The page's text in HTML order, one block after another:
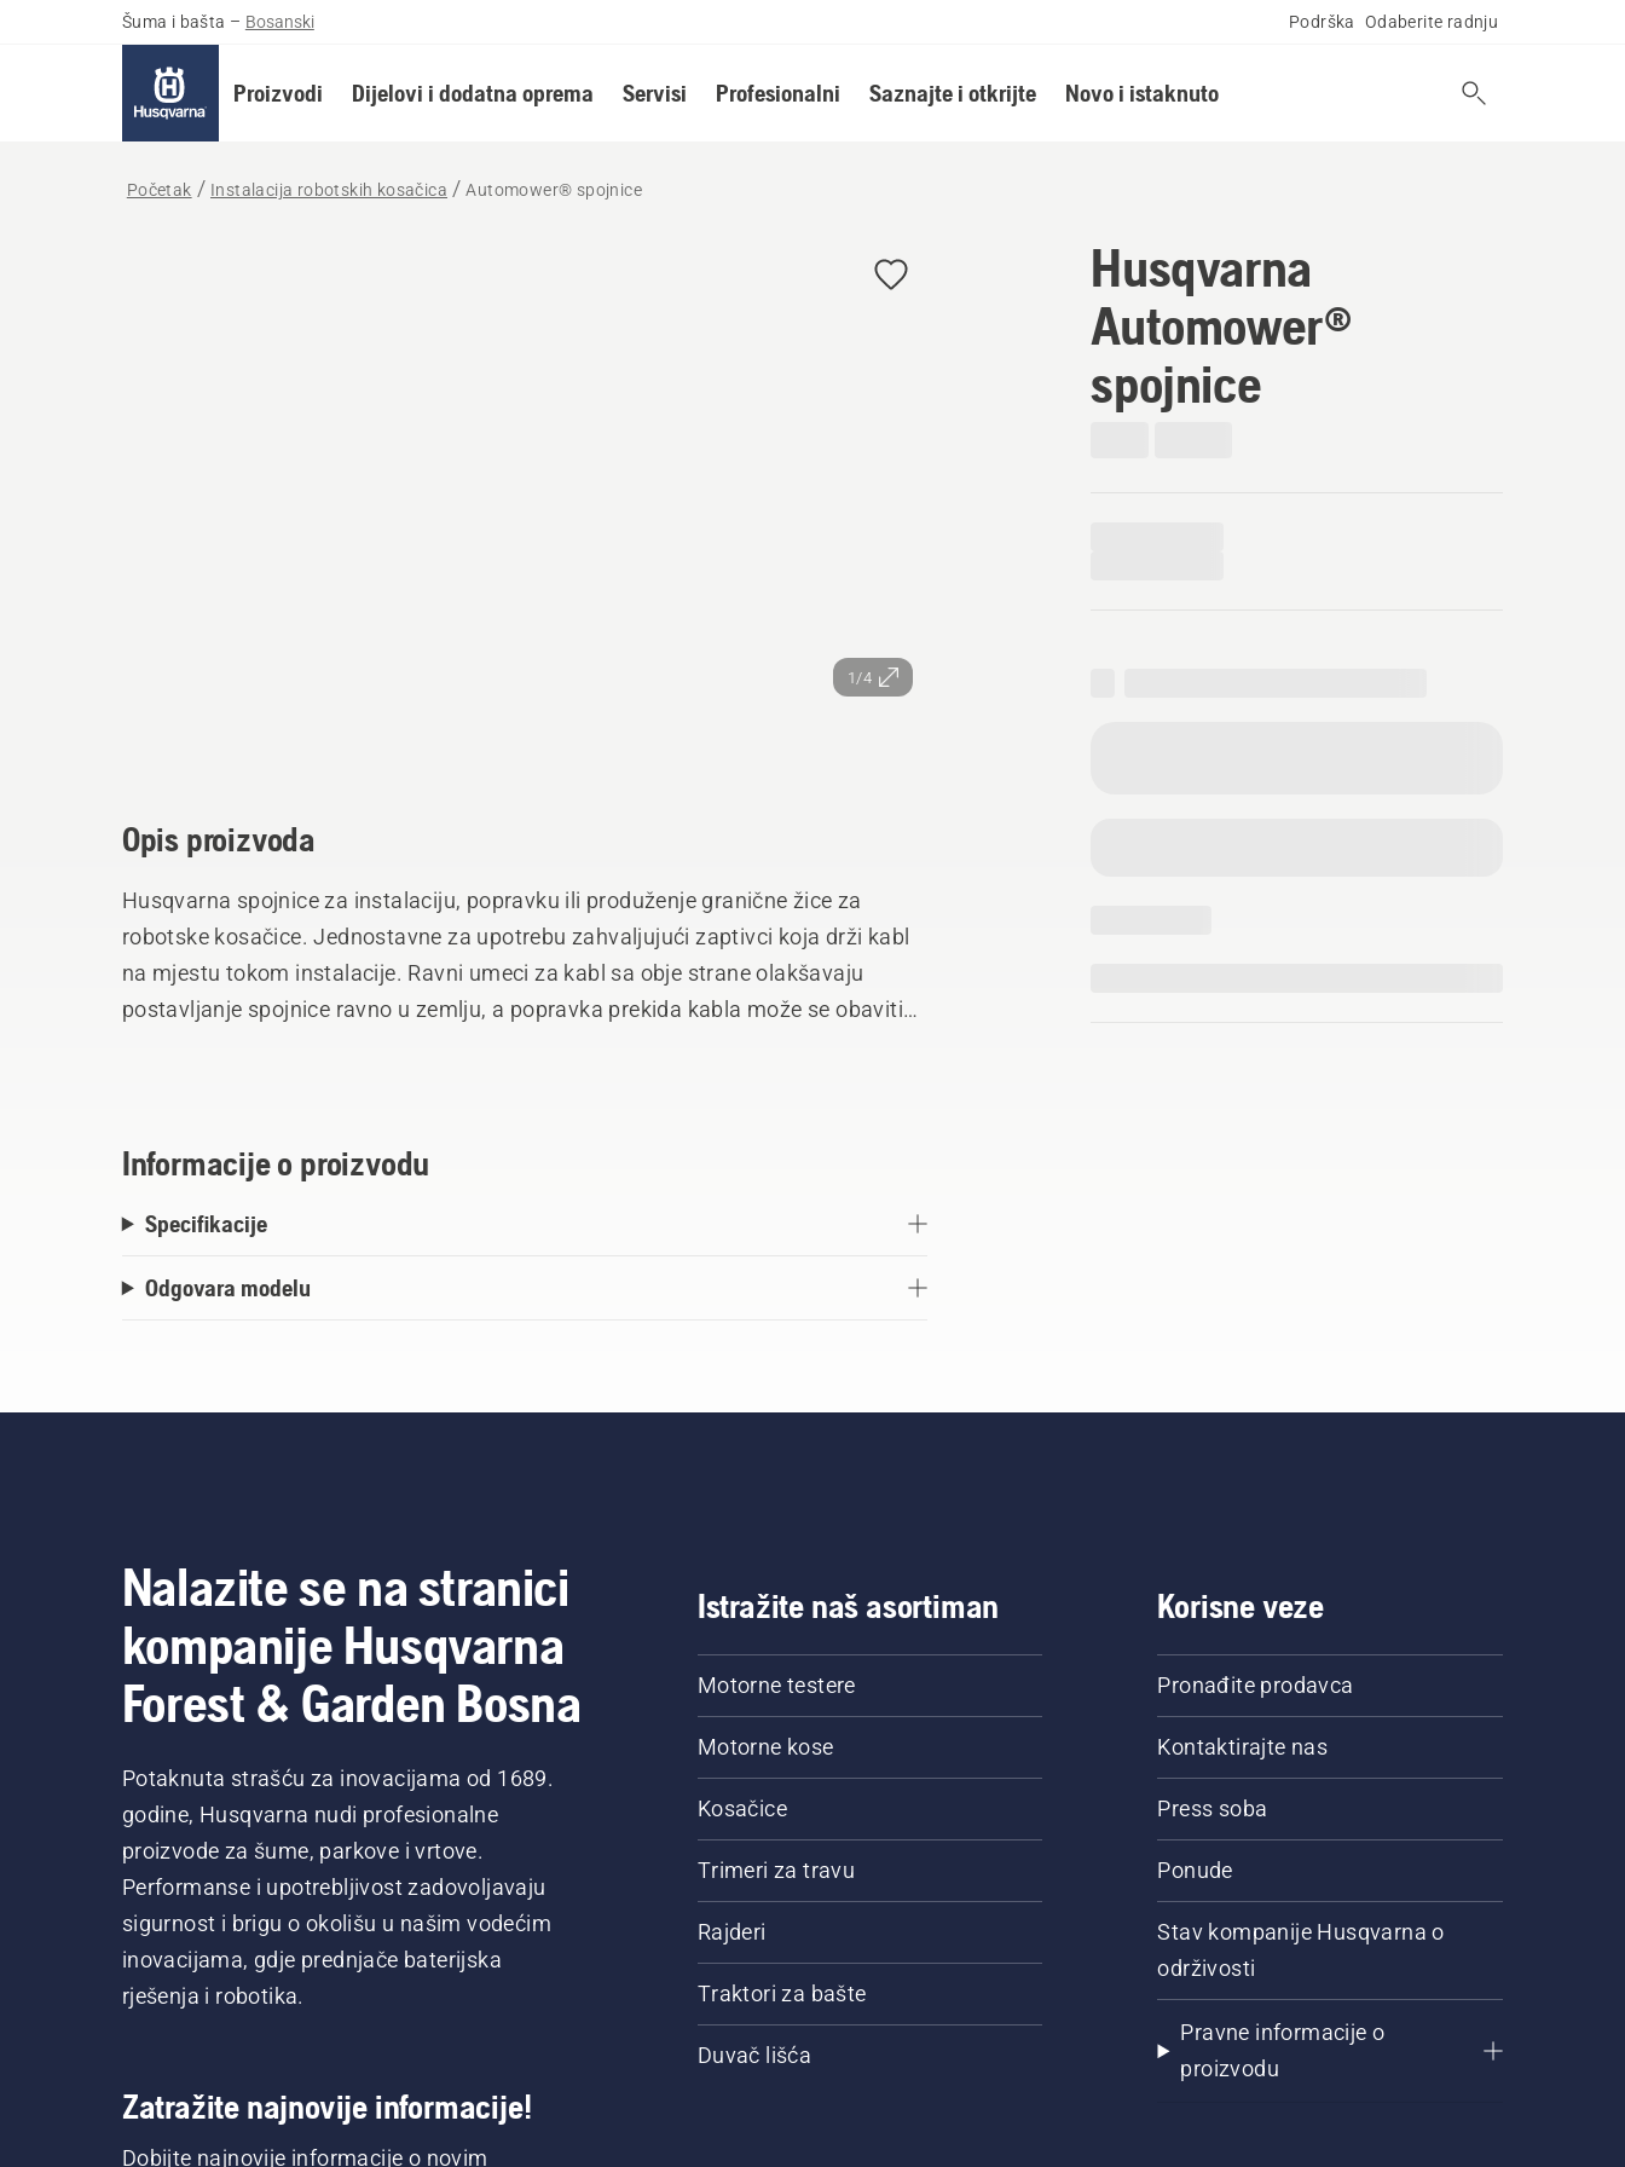
Šuma i bašta – Bosanski Podrška Odaberite radnju
Proizvodi Dijelovi i dodatna oprema Servisi Profesionalni Saznajte i otkrijte Novo i istaknuto
Početak Instalacija robotskih kosačica Automower® spojnice
1/4
Husqvarna
Automower®
spojnice
Opis proizvoda
Husqvarna spojnice za instalaciju, popravku ili produženje granične žice za
robotske kosačice. Jednostavne za upotrebu zahvaljujući zaptivci koja drži kabl
na mjestu tokom instalacije. Ravni umeci za kabl sa obje strane olakšavaju
postavljanje spojnice ravno u zemlju, a popravka prekida kabla može se obaviti
Informacije o proizvodu
Specifikacije
Odgovara modelu
Nalazite se na stranici
kompanije Husqvarna
Forest & Garden Bosna
Potaknuta strašću za inovacijama od 1689.
godine, Husqvarna nudi profesionalne
proizvode za šume, parkove i vrtove.
Performanse i upotrebljivost zadovoljavaju
sigurnost i brigu o okolišu u našim vodećim
inovacijama, gdje prednjače baterijska
rješenja i robotika.
Zatražite najnovije informacije!
Dobijte najnovije informacije o novim
Istražite naš asortiman
Motorne testere
Motorne kose
Kosačice
Trimeri za travu
Rajderi
Traktori za bašte
Duvač lišća
Korisne veze
Pronađite prodavca
Kontaktirajte nas
Press soba
Ponude
Stav kompanije Husqvarna o
održivosti
Pravne informacije o
proizvodu